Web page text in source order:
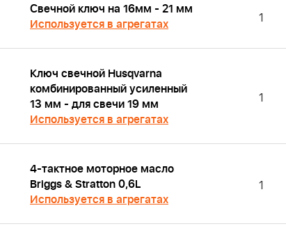
Свечной ключ на 16мм - 21 мм
Используется в агрегатах
1
Ключ свечной Husqvarna
комбинированный усиленный
13 мм - для свечи 19 мм
Используется в агрегатах
1
4-тактное моторное масло
Briggs & Stratton 0,6L
Используется в агрегатах
1